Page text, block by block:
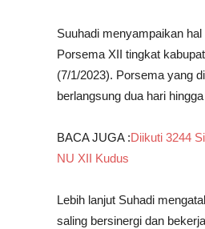
Suuhadi menyampaikan
Porsema XII tingkat
(7/1/2023). Porsema yang
berlangsung dua hari
BACA JUGA :Diikuti 3244
NU XII Kudus
Lebih lanjut Suhadi
saling bersinergi dan